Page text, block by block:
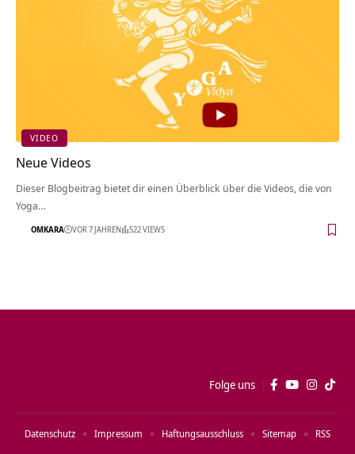
VIDEO
Neue Videos
Dieser Blogbeitrag bietet dir einen Überblick über die Videos, die von
Yoga…
OMKARA VOR 7 JAHREN 522 VIEWS
Folge uns
Datenschutz Impressum Haftungsausschluss Sitemap RSS